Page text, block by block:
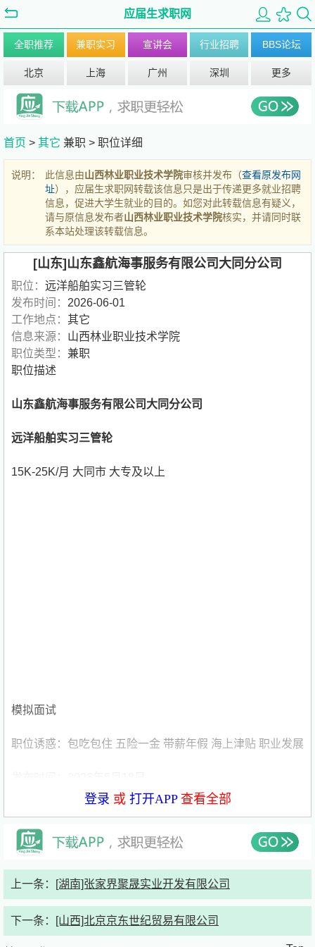
应届生求职网
全职推荐 兼职实习 宣讲会 行业招聘 BBS论坛
北京 上海 广州 深圳 更多
首页 > 其它 兼职 > 职位详细
说明： 此信息由山西林业职业技术学院审核并发布（查看原发布网
址），应届生求职网转载该信息只是出于传递更多就业招聘
信息，促进大学生就业的目的。如您对此转载信息有疑义，
请与原信息发布者山西林业职业技术学院核实，并请同时联
系本站处理该转载信息。
[山东]山东鑫航海事服务有限公司大同分公司
职位： 远洋船舶实习三管轮
发布时间： 2026-06-01
工作地点： 其它
信息来源： 山西林业职业技术学院
职位类型： 兼职
职位描述
山东鑫航海事服务有限公司大同分公司
远洋船舶实习三管轮
15K-25K/月 大同市 大专及以上
模拟面试
职位诱惑：包吃包住 五险一金 带薪年假 海上津贴 职业发展
岗位职责：
1. 在大管轮领导下，负责机舱机电设备的日常运行、维修
与保养；2. 管理船舶辅机、空调、压载系统等设备；3. 监
控机舱油、水、气系统参数，及时处理故障；4. 协助轮机
长完成机舱值班及设备检修计划执行；5. 参与船舶维护和
登录 或 打开APP查看全部
上一条： [湖南]张家界聚晟实业开发有限公司
下一条： [山西]北京京东世纪贸易有限公司